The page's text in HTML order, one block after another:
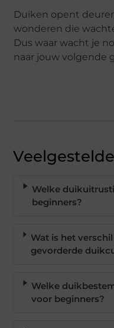
Duiken opent
wonderen die
Dus waar wacht je
naar jouw volgende
Welke
beginners?
Wat is het
gevorderde
Welke
voor beginners?